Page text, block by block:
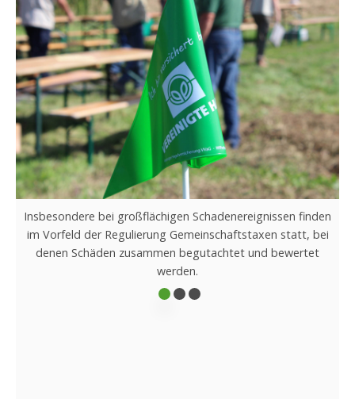
finden
statt, bei
bewertet
Erfahrung weitergeben, im Team arbeiten
Basis der Schadenregulierung. Fundiertes
dabei von moderner Technik